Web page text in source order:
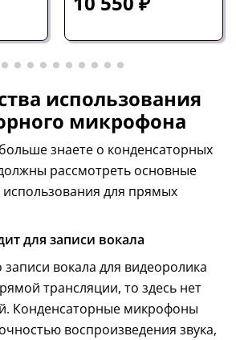
использования
микрофона
знаете о конденсаторных
рассмотреть основные
для прямых
для записи вокала
записи вокала для видеоролика
трансляции, то здесь нет
Конденсаторные микрофоны
воспроизведения звука,